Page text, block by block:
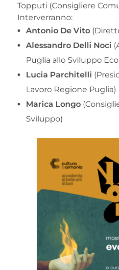
Topputi (Consigliere
Interverranno:
Antonio De Vito
Alessandro Delli Noci
Puglia allo Sviluppo
Lucia Parchitelli
Lavoro Regione Puglia)
Marica Longo
Sviluppo)